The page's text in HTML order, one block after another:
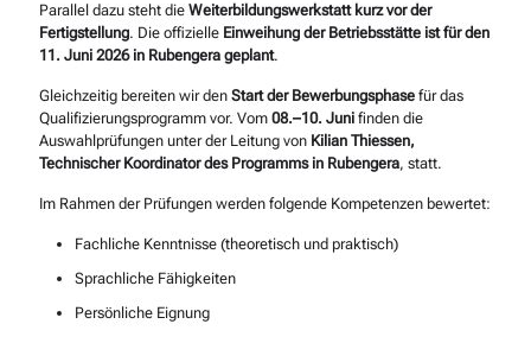
Parallel dazu steht die Weiterbildungswerkstatt kurz vor der
Fertigstellung. Die offizielle Einweihung der Betriebsstätte ist für den
11. Juni 2026 in Rubengera geplant.
Gleichzeitig bereiten wir den Start der Bewerbungsphase für das
Qualifizierungsprogramm vor. Vom 08.–10. Juni finden die
Auswahlprüfungen unter der Leitung von Kilian Thiessen,
Technischer Koordinator des Programms in Rubengera, statt.
Im Rahmen der Prüfungen werden folgende Kompetenzen bewertet:
Fachliche Kenntnisse (theoretisch und praktisch)
Sprachliche Fähigkeiten
Persönliche Eignung